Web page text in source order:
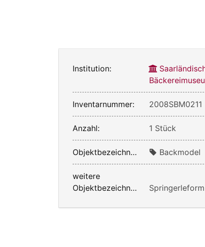
Institution:
Inventarnummer: 2008SBM0211
Anzahl: 1 Stück
Objektbezeichnung: Backmodel
weitere
Objektbezeichnung:
Springerleform